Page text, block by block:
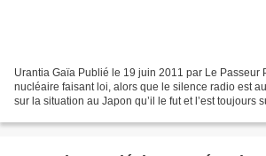
Urantia Gaïa Publié le 19 juin 2011 par Le Passeur
nucléaire faisant loi, alors que le silence radio est
sur la situation au Japon qu’il le fut et l’est toujours